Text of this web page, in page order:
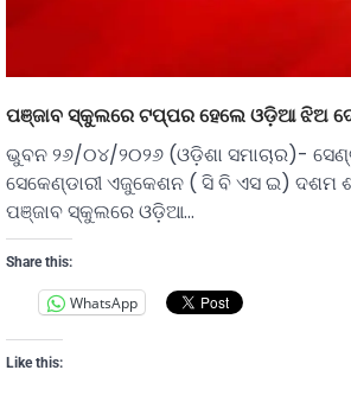
ପଞ୍ଜାବ ସ୍କୁଲରେ ଟପ୍ପର ହେଲେ ଓଡ଼ିଆ ଝିଅ
ଭୁବନ ୨୬/୦୪/୨୦୨୬ (ଓଡ଼ିଶା ସମାଚାର)-
ସେକେଣ୍ଡାରୀ ଏଜୁକେଶନ ( ସି ବି ଏସ ଇ) ଦଶମ
ପଞ୍ଜାବ ସ୍କୁଲରେ ଓଡ଼ିଆ…
Share this:
WhatsApp
Like this: